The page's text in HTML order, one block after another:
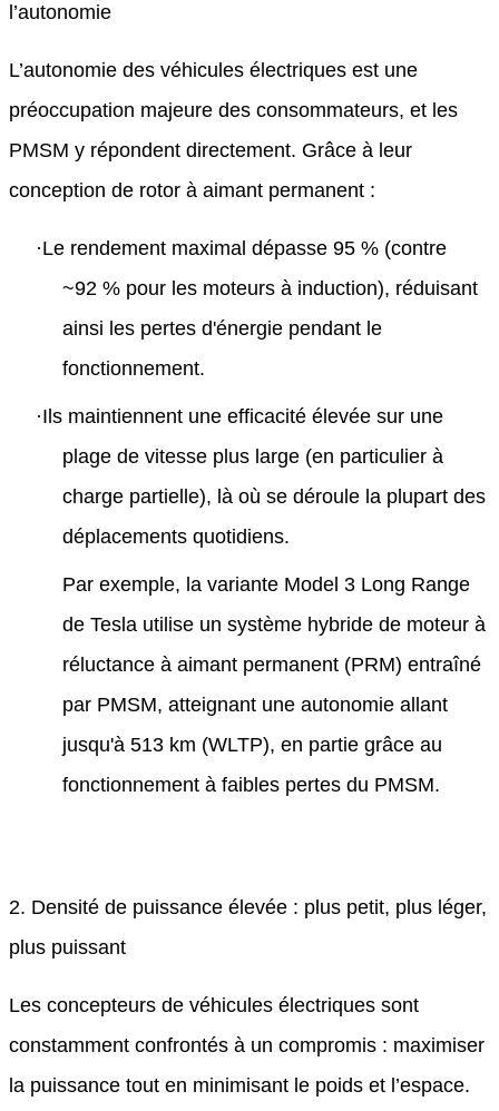
l’autonomie
L’autonomie des véhicules électriques est une
préoccupation majeure des consommateurs, et les
PMSM y répondent directement. Grâce à leur
conception de rotor à aimant permanent :
·Le rendement maximal dépasse 95 % (contre
~92 % pour les moteurs à induction), réduisant
ainsi les pertes d'énergie pendant le
fonctionnement.
·Ils maintiennent une efficacité élevée sur une
plage de vitesse plus large (en particulier à
charge partielle), là où se déroule la plupart des
déplacements quotidiens.
Par exemple, la variante Model 3 Long Range
de Tesla utilise un système hybride de moteur à
réluctance à aimant permanent (PRM) entraîné
par PMSM, atteignant une autonomie allant
jusqu'à 513 km (WLTP), en partie grâce au
fonctionnement à faibles pertes du PMSM.
2. Densité de puissance élevée : plus petit, plus léger,
plus puissant
Les concepteurs de véhicules électriques sont
constamment confrontés à un compromis : maximiser
la puissance tout en minimisant le poids et l’espace.